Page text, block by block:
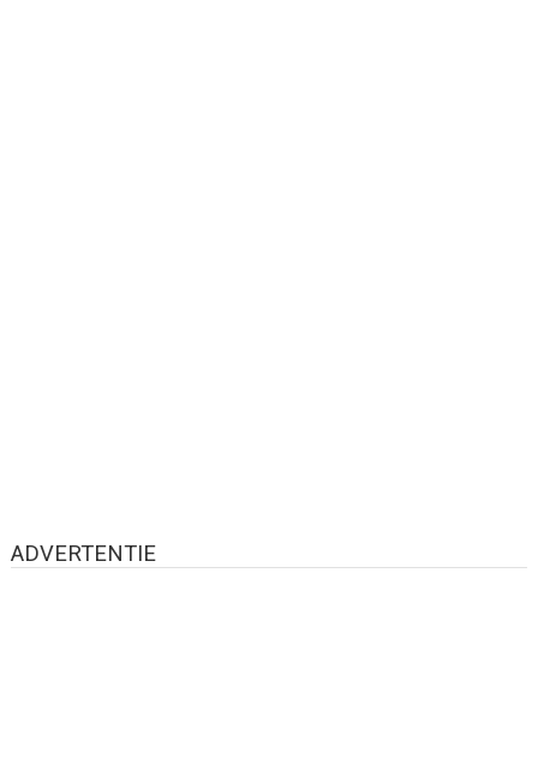
ADVERTENTIE